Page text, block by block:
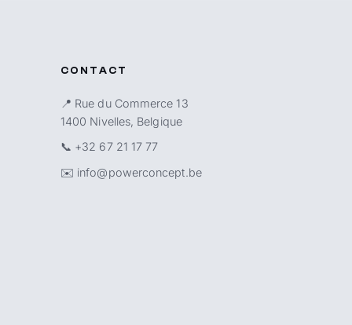
CONTACT
📍 Rue du Commerce 13
1400 Nivelles, Belgique
📞 +32 67 21 17 77
✉️ info@powerconcept.be